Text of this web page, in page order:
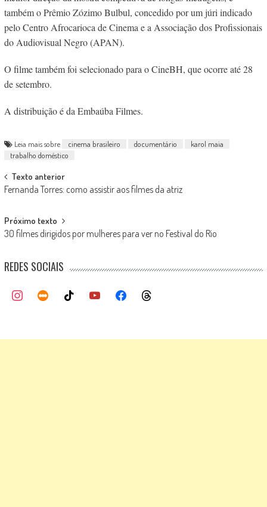
também o Prêmio Zózimo Bulbul, concedido por um júri indicado
pelo Centro Afrocarioca de Cinema e a Associação dos Profissionais
do Audiovisual Negro (APAN).
O filme também foi selecionado para o CineBH, que ocorre até 28
de setembro.
A distribuição é da Embaúba Filmes.
Leia mais sobre cinema brasileiro documentário
karol maia
trabalho doméstico
Post
navigation
Texto anterior
Fernanda Torres: como assistir aos filmes da atriz
Próximo texto
30 filmes dirigidos por mulheres para ver no Festival do Rio
REDES SOCIAIS